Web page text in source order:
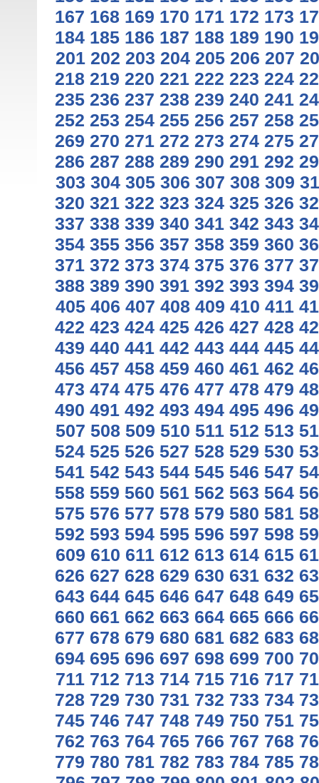
167 168 169 170 171 172 173
184 185 186 187 188 189 190
201 202 203 204 205 206 207
218 219 220 221 222 223 224
235 236 237 238 239 240 241
252 253 254 255 256 257 258
269 270 271 272 273 274 275
286 287 288 289 290 291 292
303 304 305 306 307 308 309
320 321 322 323 324 325 326
337 338 339 340 341 342 343
354 355 356 357 358 359 360
371 372 373 374 375 376 377
388 389 390 391 392 393 394
405 406 407 408 409 410 411
422 423 424 425 426 427 428
439 440 441 442 443 444 445
456 457 458 459 460 461 462
473 474 475 476 477 478 479
490 491 492 493 494 495 496
507 508 509 510 511 512 513
524 525 526 527 528 529 530
541 542 543 544 545 546 547
558 559 560 561 562 563 564
575 576 577 578 579 580 581
592 593 594 595 596 597 598
609 610 611 612 613 614 615
626 627 628 629 630 631 632
643 644 645 646 647 648 649
660 661 662 663 664 665 666
677 678 679 680 681 682 683
694 695 696 697 698 699 700
711 712 713 714 715 716 717
728 729 730 731 732 733 734
745 746 747 748 749 750 751
762 763 764 765 766 767 768
779 780 781 782 783 784 785